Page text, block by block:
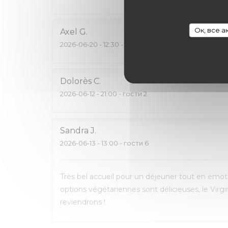
Ок, все
Axel G
2026-06-20 - 12:30 - гости 2
Dolorès C
2026-06-12 - 21:00 - гости 2
Sandra J
2026-06-13 - 13:00 - гости 6
Très bel accueil pour un déjeuner tout en
options végétariennes sont délicieuses, le
reviendrons !